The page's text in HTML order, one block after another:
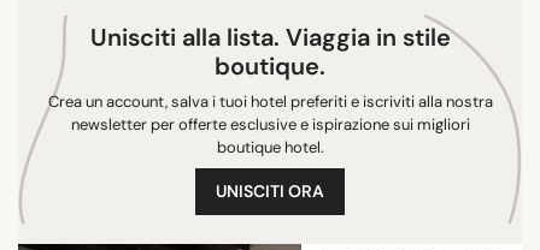
Unisciti alla lista. Viaggia in stile
boutique.
Crea un account, salva i tuoi hotel preferiti e iscriviti alla nostra
newsletter per offerte esclusive e ispirazione sui migliori
boutique hotel.
UNISCITI ORA